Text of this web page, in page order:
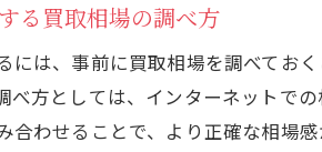
る買取相場の調べ方
には、事前に買取相場を調べてお
べ方としては、インターネットで
合わせることで、より正確な相場